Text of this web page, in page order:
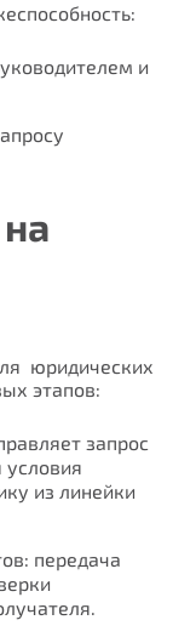
:
и
юридических
этапов:
запрос
условия
из линейки
: передача
о
сайта